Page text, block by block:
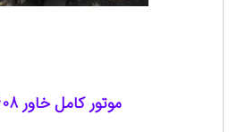
موتور کامل خاور 608 و 808